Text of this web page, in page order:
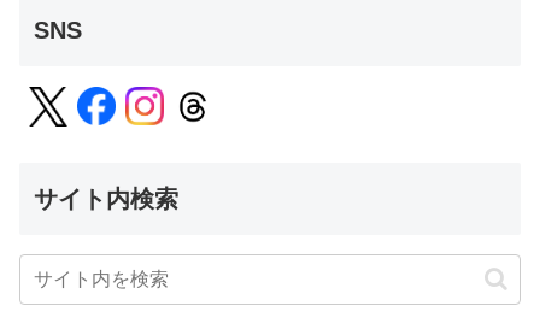
SNS
サイト内検索